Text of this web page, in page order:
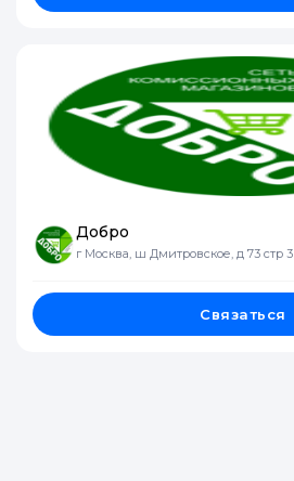
Добро
г Москва, ш Дмитровское, д 73 стр 3
Связаться